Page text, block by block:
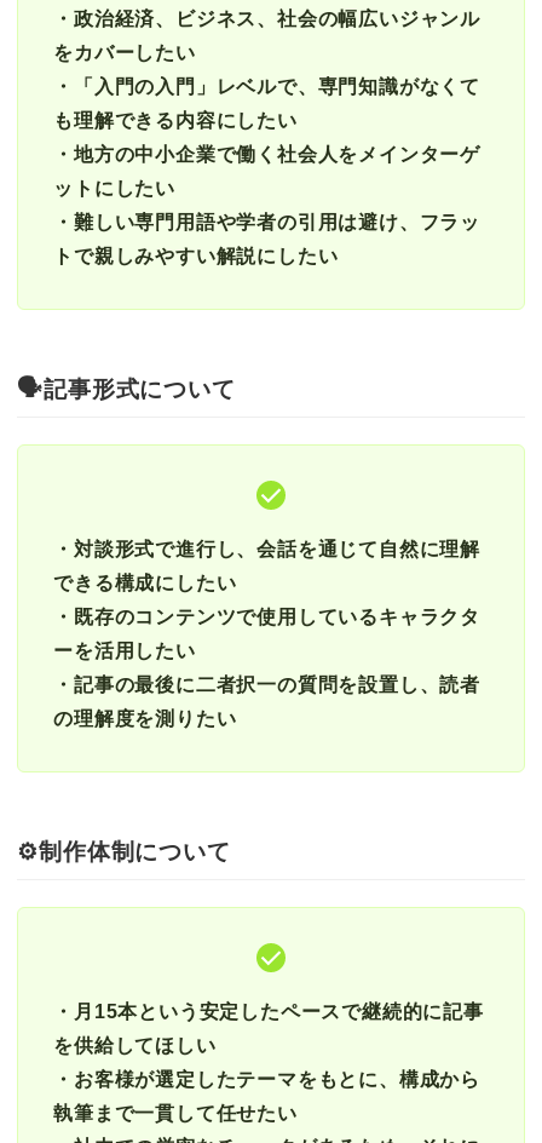
・政治経済、ビジネス、社会の幅広いジャンル
をカバーしたい
・「入門の入門」レベルで、専門知識がなくて
も理解できる内容にしたい
・地方の中小企業で働く社会人をメインターゲ
ットにしたい
・難しい専門用語や学者の引用は避け、フラッ
トで親しみやすい解説にしたい
🗣️記事形式について
・対談形式で進行し、会話を通じて自然に理解
できる構成にしたい
・既存のコンテンツで使用しているキャラクタ
ーを活用したい
・記事の最後に二者択一の質問を設置し、読者
の理解度を測りたい
⚙️制作体制について
・月15本という安定したペースで継続的に記事
を供給してほしい
・お客様が選定したテーマをもとに、構成から
執筆まで一貫して任せたい